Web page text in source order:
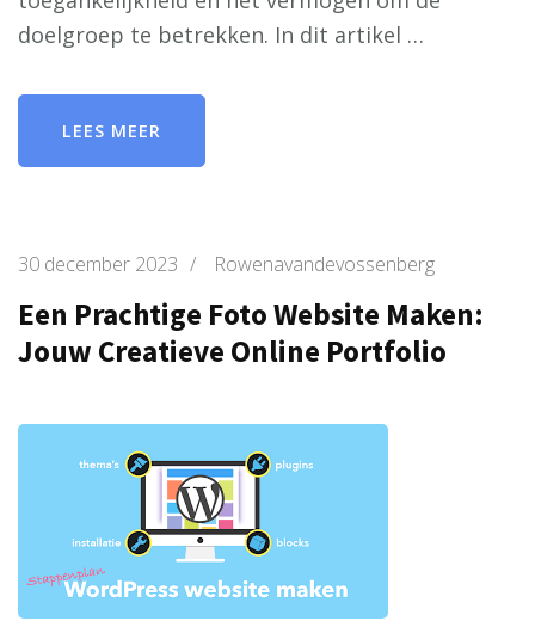
doelgroep te betrekken. In dit artikel …
LEES MEER
30 december 2023 / Rowenavandevossenberg
Een Prachtige Foto Website Maken:
Jouw Creatieve Online Portfolio